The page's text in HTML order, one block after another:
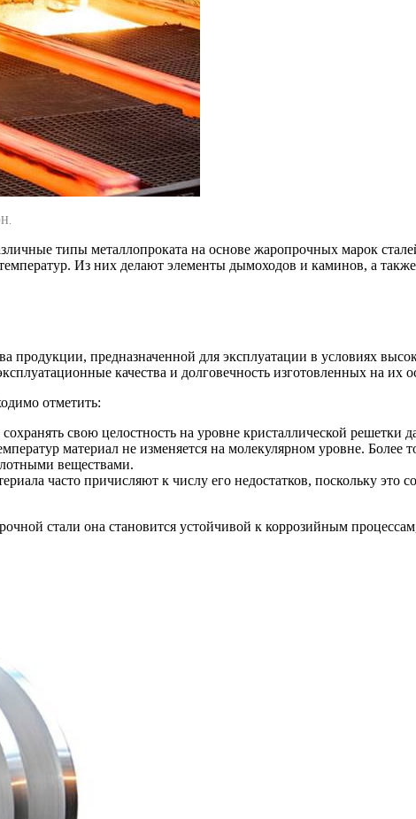
типы металлопроката на основе жаропрочных марок
Из них делают элементы дымоходов и каминов, а
продукции, предназначенной для эксплуатации в условиях
качества и долговечность изготовленных на их
отметить:
свою целостность на уровне кристаллической решетки
материал не изменяется на молекулярном уровне. Более
веществами.
часто причисляют к числу его недостатков, поскольку это
стали она становится устойчивой к коррозийным